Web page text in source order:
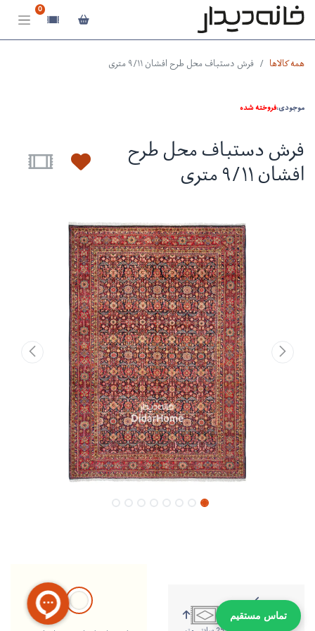
0
همه کالاها فرش دستباف محل طرح افشان ۹/۱۱ متری
موجودی:فروخته شده
فرش دستباف محل طرح
افشان ۹/۱۱ متری
تماس مستقیم